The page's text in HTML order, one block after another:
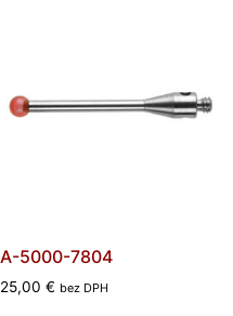
A-5000-7804
25,00 € bez DPH